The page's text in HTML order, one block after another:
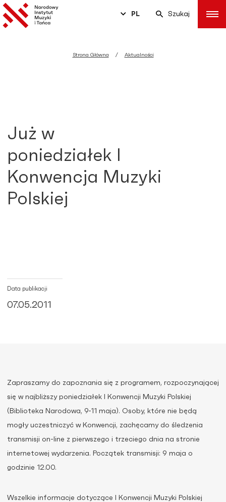
PL Szukaj
Strona Główna Aktualności
Już w
poniedziałek I
Konwencja Muzyki
Polskiej
Data publikacji
07.05.2011
Zapraszamy do zapoznania się z programem, rozpoczynającej
się w najbliższy poniedziałek I Konwencji Muzyki Polskiej
(Biblioteka Narodowa, 9-11 maja). Osoby, które nie będą
mogły uczestniczyć w Konwencji, zachęcamy do śledzenia
transmisji on-line z pierwszego i trzeciego dnia na stronie
internetowej wydarzenia. Początek transmisji: 9 maja o
godzinie 12.00.
Wszelkie informacje dotyczące I Konwencji Muzyki Polskiej